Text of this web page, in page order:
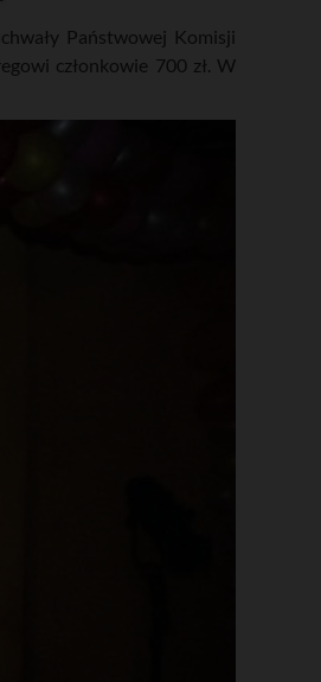
Państwowej Komisji
członkowie 700 zł. W